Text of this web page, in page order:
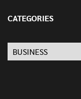
CATEGORIES
Categories